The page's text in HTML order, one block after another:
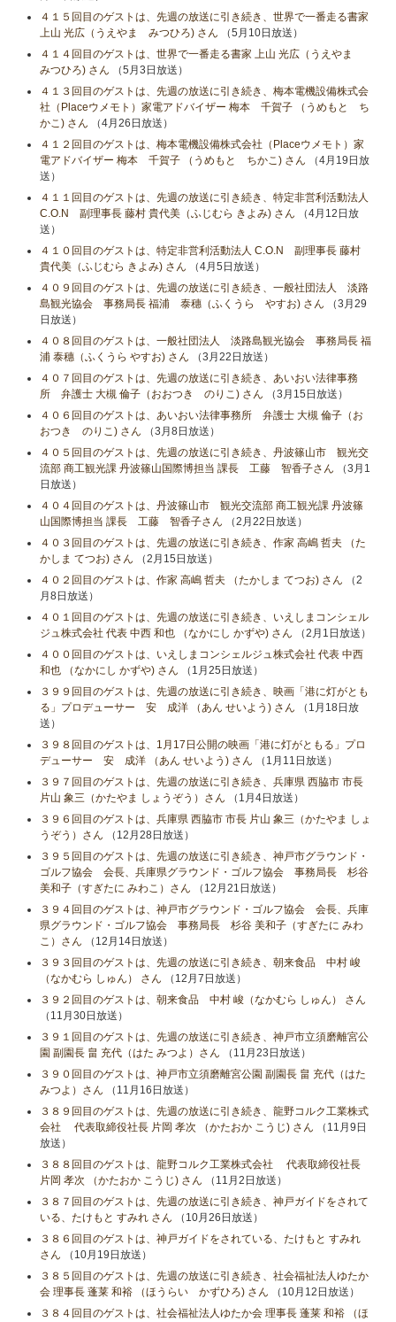
４１５回目のゲストは、先週の放送に引き続き、世界で一番走る書家
上山 光広（うえやま みつひろ) さん （5月10日放送）
４１４回目のゲストは、世界で一番走る書家 上山 光広（うえやま
みつひろ) さん （5月3日放送）
４１３回目のゲストは、先週の放送に引き続き、梅本電機設備株式会
社（Placeウメモト）家電アドバイザー 梅本 千賀子 （うめもと ち
かこ) さん （4月26日放送）
４１２回目のゲストは、梅本電機設備株式会社（Placeウメモト）家
電アドバイザー 梅本 千賀子 （うめもと ちかこ) さん （4月19日放
送）
４１１回目のゲストは、先週の放送に引き続き、特定非営利活動法人
C.O.N 副理事長 藤村 貴代美（ふじむら きよみ) さん （4月12日放
送）
４１０回目のゲストは、特定非営利活動法人 C.O.N 副理事長 藤村
貴代美（ふじむら きよみ) さん （4月5日放送）
４０９回目のゲストは、先週の放送に引き続き、一般社団法人 淡路
島観光協会 事務局長 福浦 泰穗（ふくうら やすお) さん （3月29
日放送）
４０８回目のゲストは、一般社団法人 淡路島観光協会 事務局長 福
浦 泰穗（ふくうら やすお) さん （3月22日放送）
４０７回目のゲストは、先週の放送に引き続き、あいおい法律事務
所 弁護士 大槻 倫子（おおつき のりこ) さん （3月15日放送）
４０６回目のゲストは、あいおい法律事務所 弁護士 大槻 倫子（お
おつき のりこ) さん （3月8日放送）
４０５回目のゲストは、先週の放送に引き続き、丹波篠山市 観光交
流部 商工観光課 丹波篠山国際博担当 課長 工藤 智香子さん （3月1
日放送）
４０４回目のゲストは、丹波篠山市 観光交流部 商工観光課 丹波篠
山国際博担当 課長 工藤 智香子さん （2月22日放送）
４０３回目のゲストは、先週の放送に引き続き、作家 高嶋 哲夫 （た
かしま てつお) さん （2月15日放送）
４０２回目のゲストは、作家 高嶋 哲夫 （たかしま てつお) さん （2
月8日放送）
４０１回目のゲストは、先週の放送に引き続き、いえしまコンシェル
ジュ株式会社 代表 中西 和也 （なかにし かずや) さん （2月1日放送）
４００回目のゲストは、いえしまコンシェルジュ株式会社 代表 中西
和也 （なかにし かずや) さん （1月25日放送）
３９９回目のゲストは、先週の放送に引き続き、映画「港に灯がとも
る」プロデューサー 安 成洋 （あん せいよう) さん （1月18日放
送）
３９８回目のゲストは、1月17日公開の映画「港に灯がともる」プロ
デューサー 安 成洋 （あん せいよう) さん （1月11日放送）
３９７回目のゲストは、先週の放送に引き続き、兵庫県 西脇市 市長
片山 象三（かたやま しょうぞう）さん （1月4日放送）
３９６回目のゲストは、兵庫県 西脇市 市長 片山 象三（かたやま しょ
うぞう）さん （12月28日放送）
３９５回目のゲストは、先週の放送に引き続き、神戸市グラウンド・
ゴルフ協会 会長、兵庫県グラウンド・ゴルフ協会 事務局長 杉谷
美和子（すぎたに みわこ）さん （12月21日放送）
３９４回目のゲストは、神戸市グラウンド・ゴルフ協会 会長、兵庫
県グラウンド・ゴルフ協会 事務局長 杉谷 美和子（すぎたに みわ
こ）さん （12月14日放送）
３９３回目のゲストは、先週の放送に引き続き、朝来食品 中村 峻
（なかむら しゅん） さん （12月7日放送）
３９２回目のゲストは、朝来食品 中村 峻（なかむら しゅん） さん
（11月30日放送）
３９１回目のゲストは、先週の放送に引き続き、神戸市立須磨離宮公
園 副園長 畠 充代（はた みつよ）さん （11月23日放送）
３９０回目のゲストは、神戸市立須磨離宮公園 副園長 畠 充代（はた
みつよ）さん （11月16日放送）
３８９回目のゲストは、先週の放送に引き続き、龍野コルク工業株式
会社 代表取締役社長 片岡 孝次 （かたおか こうじ) さん （11月9日
放送）
３８８回目のゲストは、龍野コルク工業株式会社 代表取締役社長
片岡 孝次 （かたおか こうじ) さん （11月2日放送）
３８７回目のゲストは、先週の放送に引き続き、神戸ガイドをされて
いる、たけもと すみれ さん （10月26日放送）
３８６回目のゲストは、神戸ガイドをされている、たけもと すみれ
さん （10月19日放送）
３８５回目のゲストは、先週の放送に引き続き、社会福祉法人ゆたか
会 理事長 蓬莱 和裕 （ほうらい かずひろ) さん （10月12日放送）
３８４回目のゲストは、社会福祉法人ゆたか会 理事長 蓬莱 和裕 （ほ